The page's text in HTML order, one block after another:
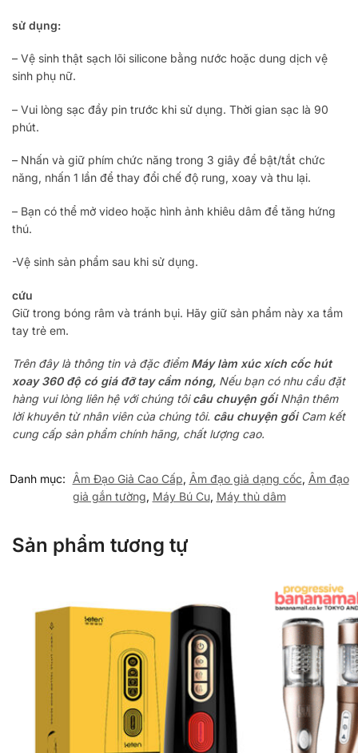
sử dụng:
– Vệ sinh thật sạch lõi silicone bằng nước hoặc dung dịch vệ
sinh phụ nữ.
– Vui lòng sạc đầy pin trước khi sử dụng. Thời gian sạc là 90
phút.
– Nhấn và giữ phím chức năng trong 3 giây để bật/tắt chức
năng, nhấn 1 lần để thay đổi chế độ rung, xoay và thu lại.
– Bạn có thể mở video hoặc hình ảnh khiêu dâm để tăng hứng
thú.
-Vệ sinh sản phẩm sau khi sử dụng.
cứu
Giữ trong bóng râm và tránh bụi. Hãy giữ sản phẩm này xa tầm
tay trẻ em.
Trên đây là thông tin và đặc điểm Máy làm xúc xích cốc hút
xoay 360 độ có giá đỡ tay cầm nóng, Nếu bạn có nhu cầu đặt
hàng vui lòng liên hệ với chúng tôicâu chuyện gốiNhận thêm
lời khuyên từ nhân viên của chúng tôi. câu chuyện gối Cam kết
cung cấp sản phẩm chính hãng, chất lượng cao.
Danh mục: Âm Đạo Giả Cao Cấp, Âm đạo giả dạng cốc, Âm đạo
giả gắn tường, Máy Bú Cu, Máy thủ dâm
Sản phẩm tương tự